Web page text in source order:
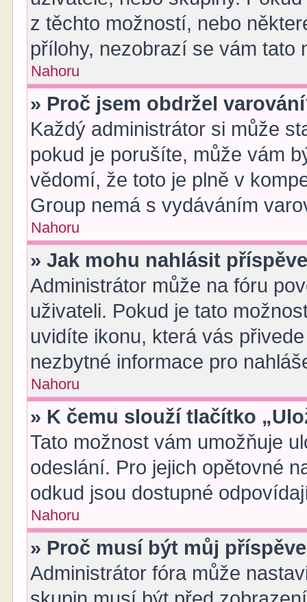
z těchto možností, nebo
přílohy, nezobrazí se vám
Nahoru
» Proč jsem obdržel
Každý administrátor si může
pokud je porušíte, může vám
vědomí, že toto je plně v
Group nemá s vydáváním
Nahoru
» Jak mohu nahlásit
Administrátor může na fóru
uživateli. Pokud je tato
uvidíte ikonu, která vás
nezbytné informace pro
Nahoru
» K čemu slouží tlačítko
Tato možnost vám umožňuje
odeslání. Pro jejich opětovné
odkud jsou dostupné
Nahoru
» Proč musí být můj
Administrátor fóra může